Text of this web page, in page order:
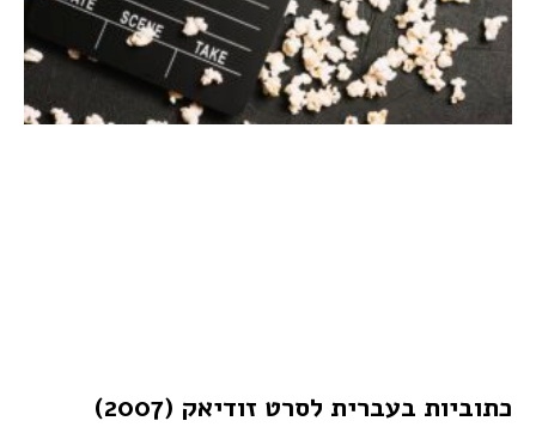
כתוביות בעברית לסרט זודיאק (2007)